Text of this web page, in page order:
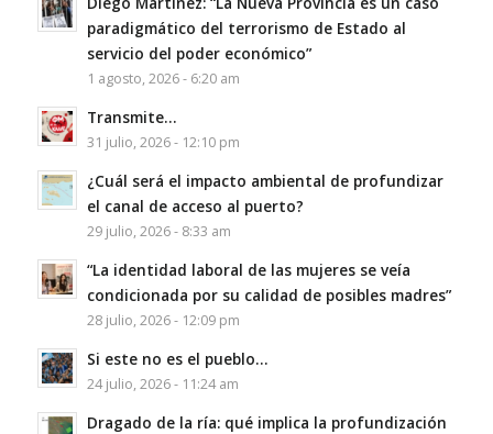
paradigmático del terrorismo de Estado al
servicio del poder económico”
1 agosto, 2026 - 6:20 am
Transmite…
31 julio, 2026 - 12:10 pm
¿Cuál será el impacto ambiental de profundizar
el canal de acceso al puerto?
29 julio, 2026 - 8:33 am
“La identidad laboral de las mujeres se veía
condicionada por su calidad de posibles madres”
28 julio, 2026 - 12:09 pm
Si este no es el pueblo…
24 julio, 2026 - 11:24 am
Dragado de la ría: qué implica la profundización